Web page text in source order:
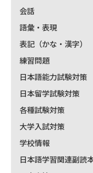
会話
語彙・表現
表記（かな・漢字）
練習問題
日本語能力試験対策
日本留学試験対策
各種試験対策
大学入試対策
学校情報
日本語学習関連副読